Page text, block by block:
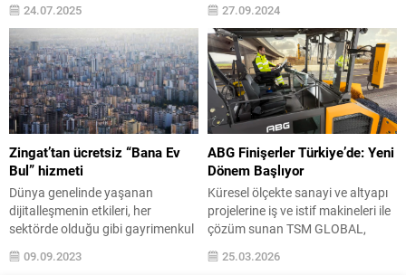
alanında başlattığı yatırım
zincirine yapı tarafını da ekledi.
Londra’da sağlık turizmi
yatırımına başladıklarını belirten
Gözde Grubu Yönetim Kurulu
Başkanı Op. Dr. Kenan Kalı, orada
kurdukları inşaat firmasıyla hem
sağlık, hem de yapı tarafında
hizmet ihraç edeceklerini söyledi.
Londra’da...
24.07.2025
keşfedilmesi, üretilmesi ile büyür
ve gelişir. Altın Çekül gibi nitelikli
malzeme yarışmaları ise yeni
malzemelerin keşfedilmesinde ve
tanıtılmasında sektörü çok farklı
yönlerden desteklemektedir.
Malzeme insan için tarihin her
adımında çok büyük öneme sahip
olmuştur. İlk insandan günümüze
kadar yeni malzemelerin keşfi...
27.09.2024
Zingat’tan ücretsiz “Bana Ev
Bul” hizmeti
Dünya genelinde yaşanan
dijitalleşmenin etkileri, her
sektörde olduğu gibi gayrimenkul
sektöründe de hissedilmeye
başlandı. Emlakçıların artık ev
09.09.2023
ABG Finişerler Türkiye’de: Yeni
Dönem Başlıyor
Küresel ölçekte sanayi ve altyapı
projelerine iş ve istif makineleri ile
çözüm sunan TSM GLOBAL,
Ammann Group bünyesine
katılan ABG finişerlerini Türkiye
25.03.2026